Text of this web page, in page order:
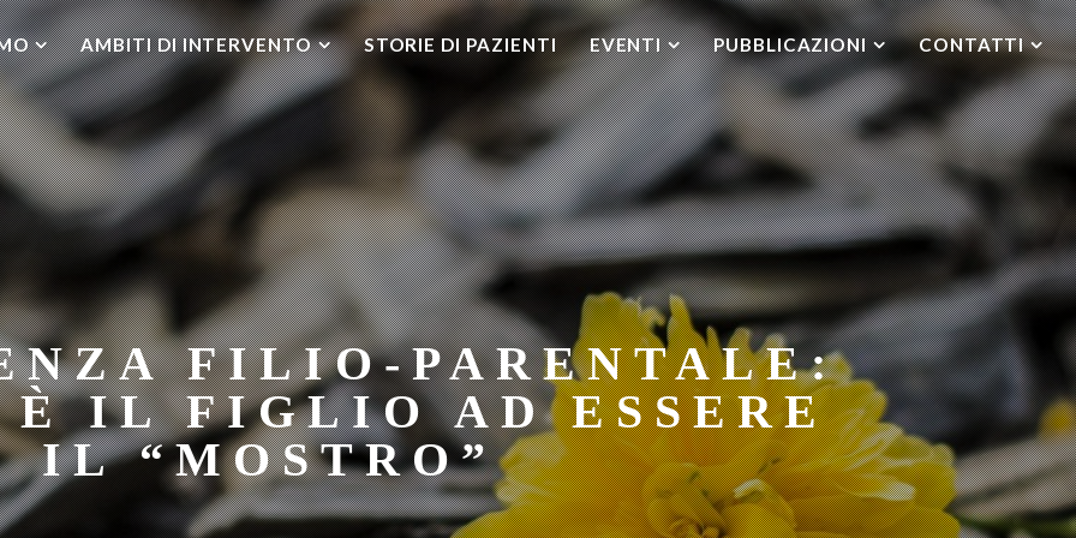
AMBITI DI INTERVENTO STORIE DI PAZIENTI EVENTI PUBBLICAZIONI CONTATTI
FILIO-PARENTALE:
È IL FIGLIO AD ESSERE
IL “MOSTRO”